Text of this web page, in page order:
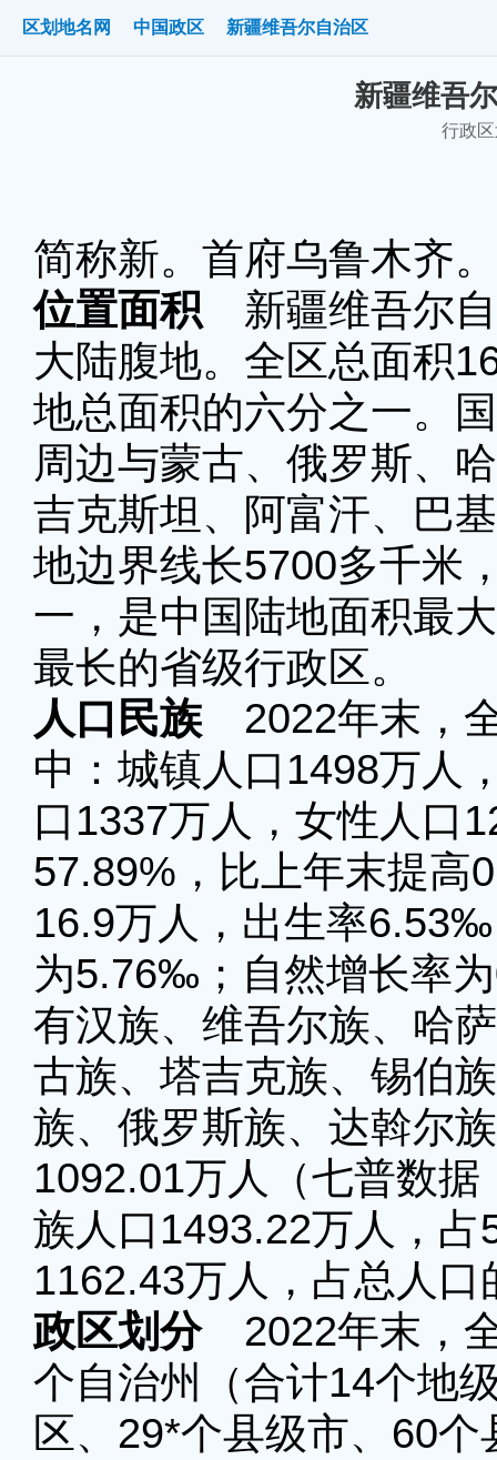
区划地名网 中国政区 新疆维吾尔自治区
新疆维吾
行政
简称新。首府乌鲁木齐。
位置面积 新疆维吾尔
大陆腹地。全区总面积
地总面积的六分之一。
周边与蒙古、俄罗斯、
吉克斯坦、阿富汗、巴
地边界线长5700多千米
一，是中国陆地面积最
最长的省级行政区。
人口民族 2022年末，
中：城镇人口1498万人
口1337万人，女性人口
57.89%，比上年末提高
16.9万人，出生率
为5.76‰；自然增长率
有汉族、维吾尔族、哈
古族、塔吉克族、锡伯
族、俄罗斯族、达斡尔
1092.01万人（七普数
族人口1493.22万人，
1162.43万人，占总人口
政区划分2022年末，全
个自治州（合计14个地
区、29*个县级市、60